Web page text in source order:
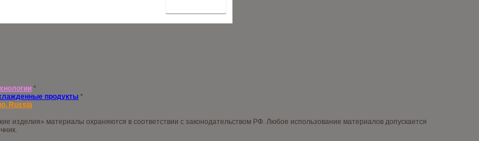
*
продукты *
Russia
изделия» материалы охраняются в соответствии с законодательством РФ. Любое использование материалов допускается